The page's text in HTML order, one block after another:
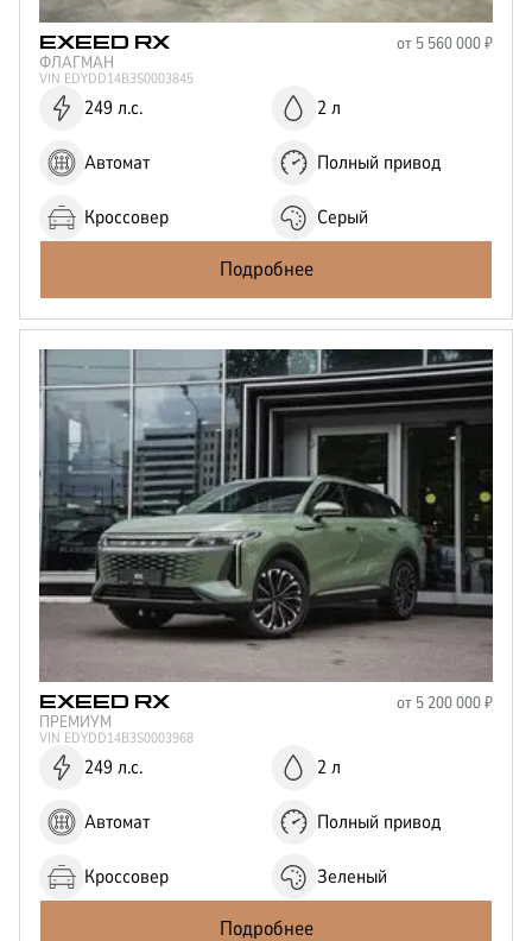
EXEED RX от 5 560 000₽
ФЛАГМАН
VIN EDYDD14B3S0003845
249 л.с. 2 л
Автомат Полный привод
Кроссовер Серый
Подробнее
EXEED RX от 5 200 000₽
ПРЕМИУМ
VIN EDYDD14B3S0003968
249 л.с. 2 л
Автомат Полный привод
Кроссовер Зеленый
Подробнее